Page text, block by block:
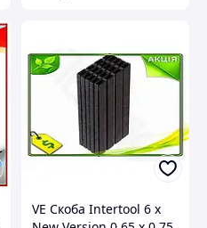
VE Скоба Intertool 6 х